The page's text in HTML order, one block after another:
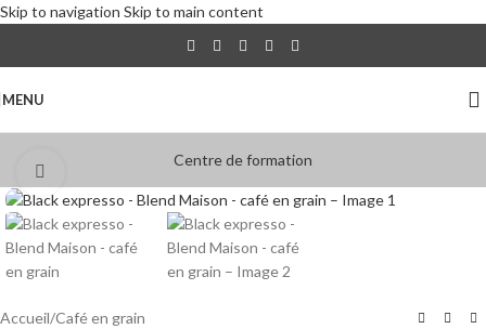
Skip to navigation Skip to main content
MENU
Centre de formation
Accueil/Café en grain